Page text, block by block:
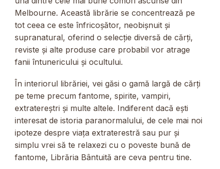
Melbourne. Această librărie se concentrează pe
tot ceea ce este înfricoșător, neobișnuit și
supranatural, oferind o selecție diversă de cărți,
reviste și alte produse care probabil vor atrage
fanii întunericului și ocultului.
În interiorul librăriei, vei găsi o gamă largă de cărți
pe teme precum fantome, spirite, vampiri,
extratereștri și multe altele. Indiferent dacă ești
interesat de istoria paranormalului, de cele mai noi
ipoteze despre viața extraterestră sau pur și
simplu vrei să te relaxezi cu o poveste bună de
fantome, Librăria Bântuită are ceva pentru tine.